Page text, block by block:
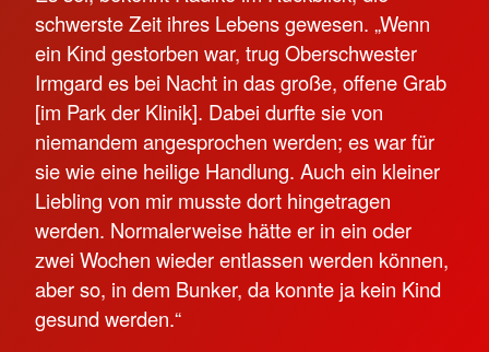
schwerste Zeit ihres Lebens gewesen. „Wenn
ein Kind gestorben war, trug Oberschwester
Irmgard es bei Nacht in das große, offene Grab
[im Park der Klinik]. Dabei durfte sie von
niemandem angesprochen werden; es war für
sie wie eine heilige Handlung. Auch ein kleiner
Liebling von mir musste dort hingetragen
werden. Normalerweise hätte er in ein oder
zwei Wochen wieder entlassen werden können,
aber so, in dem Bunker, da konnte ja kein Kind
gesund werden.“